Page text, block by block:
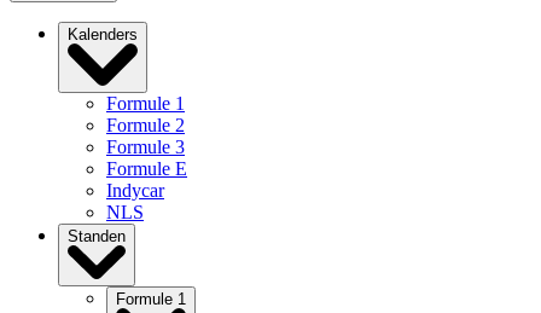
Kalenders
Formule 1
Formule 2
Formule 3
Formule E
Indycar
NLS
Standen
Formule 1